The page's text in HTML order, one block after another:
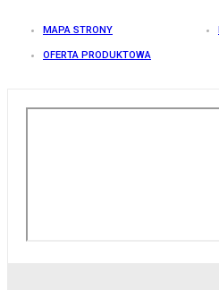
MAPA STRONY
OFERTA PRODUKTOWA